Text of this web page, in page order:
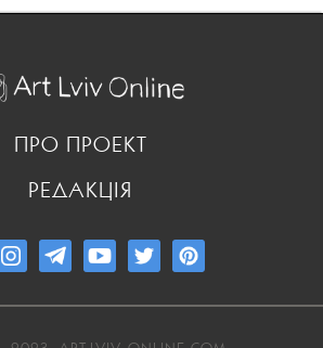
ПРО ПРОЕКТ
РЕДАКЦІЯ